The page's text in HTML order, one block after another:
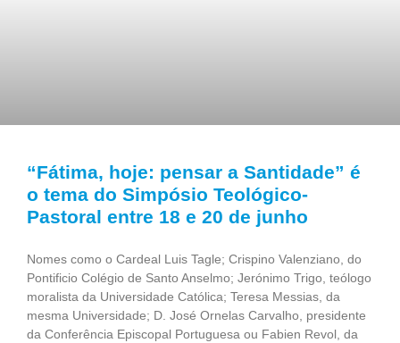
“Fátima, hoje: pensar a Santidade” é
o tema do Simpósio Teológico-
Pastoral entre 18 e 20 de junho
Nomes como o Cardeal Luis Tagle; Crispino Valenziano, do
Pontificio Colégio de Santo Anselmo; Jerónimo Trigo, teólogo
moralista da Universidade Católica; Teresa Messias, da
mesma Universidade; D. José Ornelas Carvalho, presidente
da Conferência Episcopal Portuguesa ou Fabien Revol, da